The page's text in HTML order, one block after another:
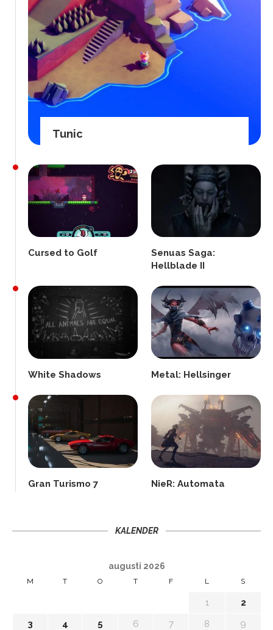
Tunic
Cursed to Golf
Senuas Saga:
Hellblade II
White Shadows Metal: Hellsinger
Gran Turismo 7 NieR: Automata
KALENDER
augusti 2026
M T O T F L S
1
2
3
4 5 6 7 8
9